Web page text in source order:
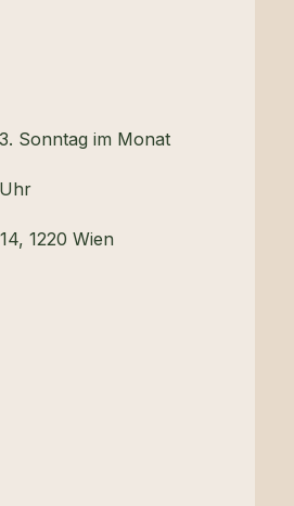
Sonntag im Monat
1220 Wien